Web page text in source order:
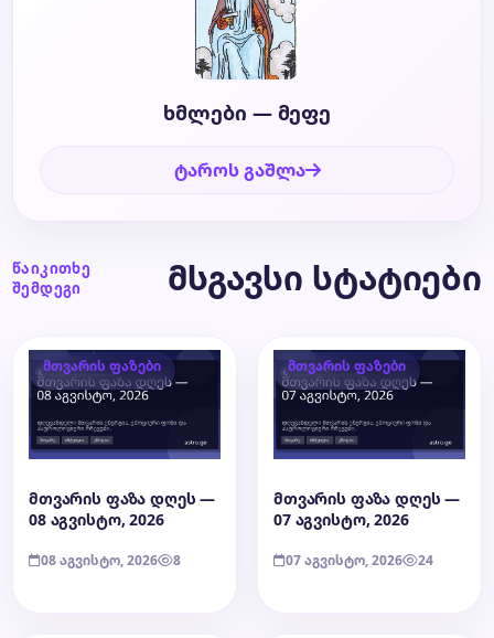
ხმლები — მეფე
ტაროს გაშლა
წაიკითხე
შემდეგი
მსგავსი სტატიები
მთვარის ფაზები
მთვარის ფაზა დღეს —
08 აგვისტო, 2026
08 აგვისტო, 2026 8
მთვარის ფაზები
მთვარის ფაზა დღეს —
07 აგვისტო, 2026
07 აგვისტო, 2026 24